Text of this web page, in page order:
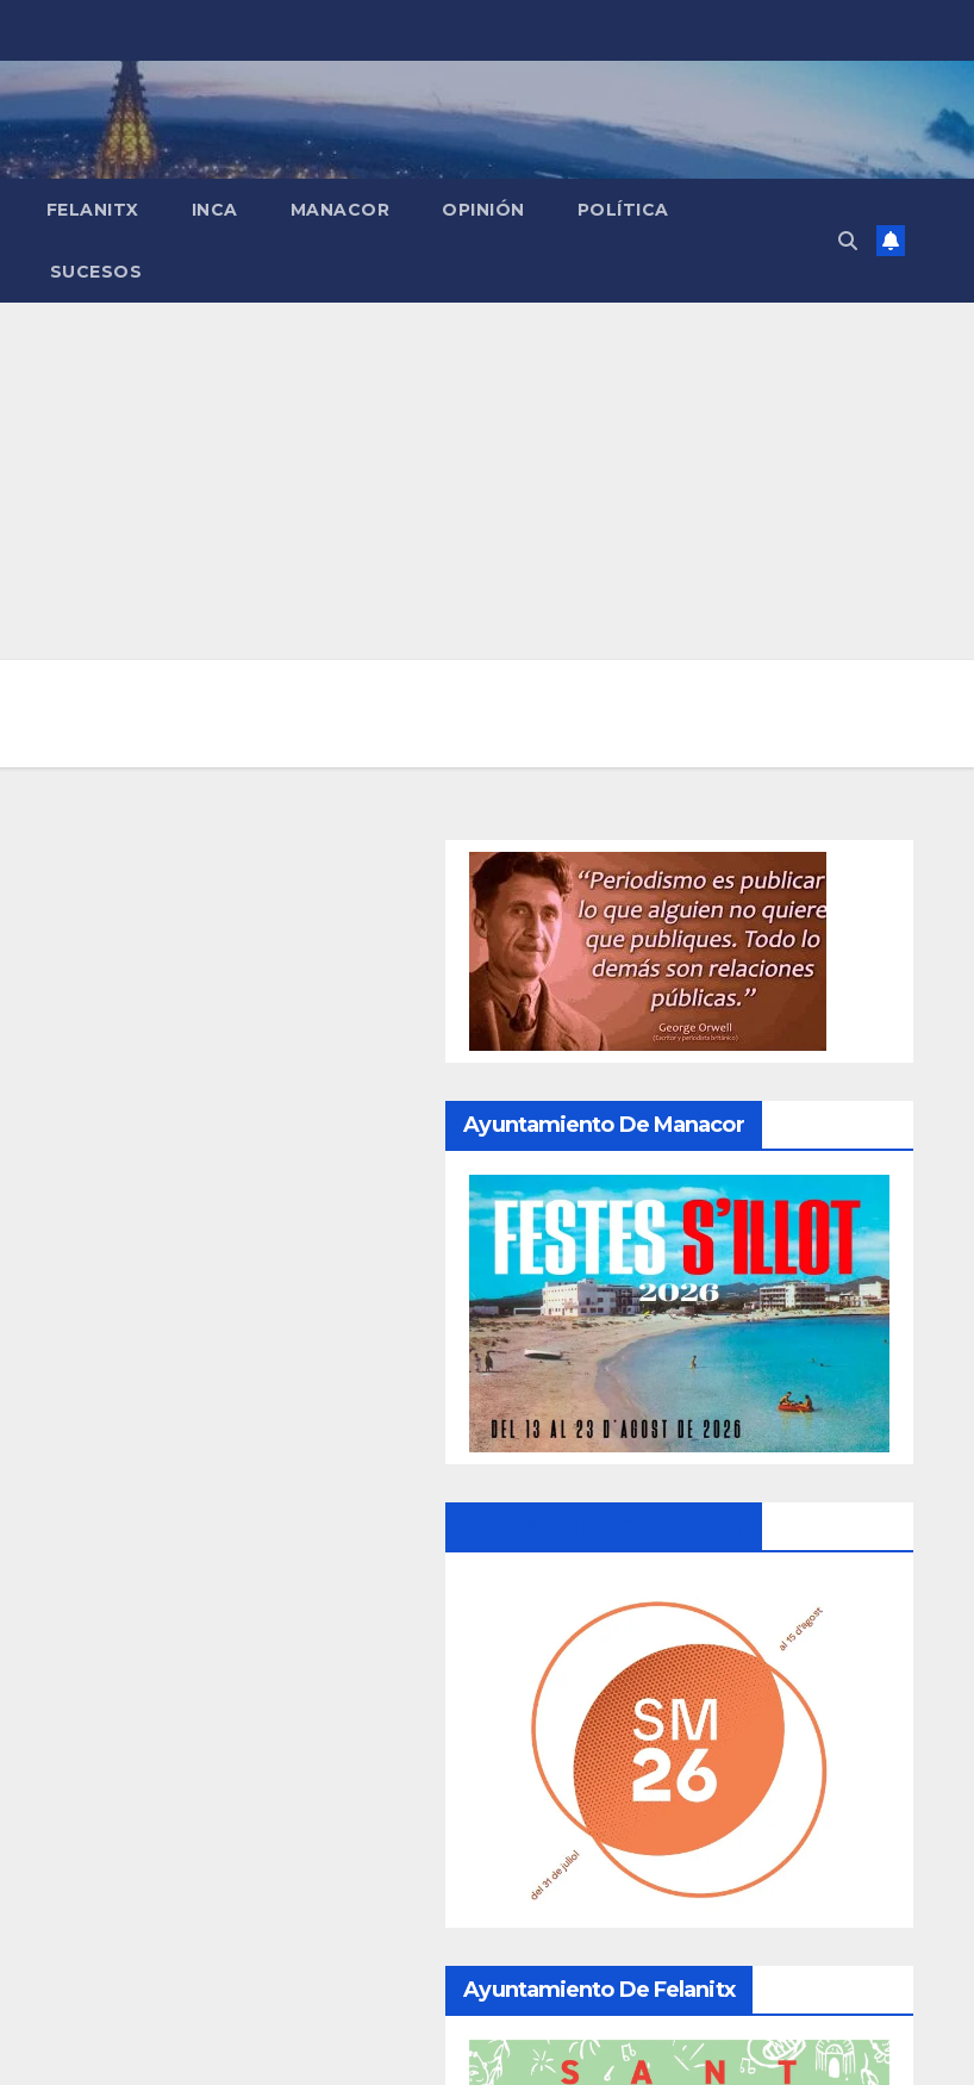
FELANITX INCA MANACOR OPINIÓN POLÍTICA
SUCESOS
Ayuntamiento De Manacor
Ayuntamiento De Felanitx